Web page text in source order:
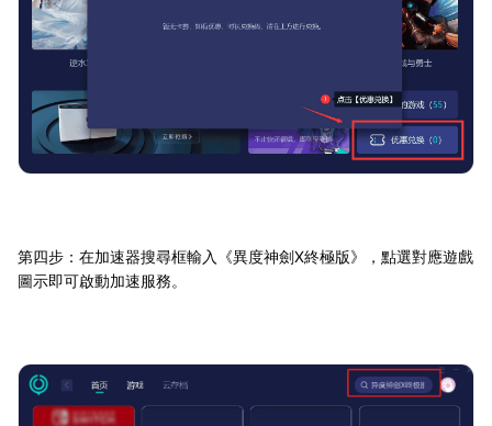
第四步：在加速器搜尋框輸入《異度神劍X終極版》，點選對應遊戲
圖示即可啟動加速服務。